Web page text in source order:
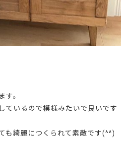
す。
ているので模様みたいで良いです
も綺麗につくられて素敵です(^^)